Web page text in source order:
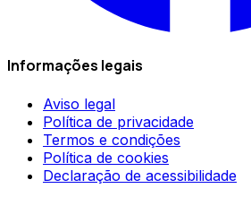
Informações legais
Aviso legal
Política de privacidade
Termos e condições
Política de cookies
Declaração de acessibilidade